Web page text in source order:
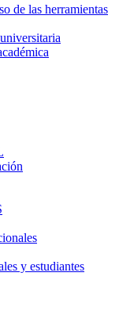
de las herramientas
y estudiantes